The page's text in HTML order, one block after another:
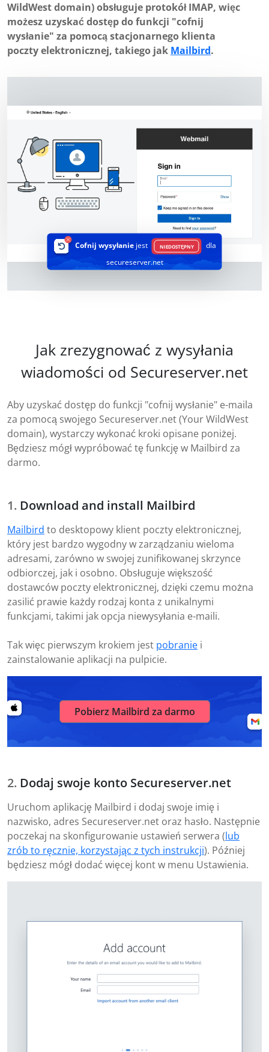
WildWest domain) obsługuje protokół IMAP, więc
możesz uzyskać dostęp do funkcji "cofnij
wysłanie" za pomocą stacjonarnego klienta
poczty elektronicznej, takiego jak Mailbird.
Cofnij wysyłaniejest NIEDOSTĘPNY
dla
secureserver.net
Jak zrezygnować z wysyłania
wiadomości od Secureserver.net
Aby uzyskać dostęp do funkcji "cofnij wysłanie" e-maila
za pomocą swojego Secureserver.net (Your WildWest
domain), wystarczy wykonać kroki opisane poniżej.
Będziesz mógł wypróbować tę funkcję w Mailbird za
darmo.
Download and install Mailbird
Mailbird to desktopowy klient poczty elektronicznej,
który jest bardzo wygodny w zarządzaniu wieloma
adresami, zarówno w swojej zunifikowanej skrzynce
odbiorczej, jak i osobno. Obsługuje większość
dostawców poczty elektronicznej, dzięki czemu można
zasilić prawie każdy rodzaj konta z unikalnymi
funkcjami, takimi jak opcja niewysyłania e-maili.
Tak więc pierwszym krokiem jest pobranie i
zainstalowanie aplikacji na pulpicie.
Pobierz Mailbird za darmo
Dodaj swoje konto Secureserver.net
Uruchom aplikację Mailbird i dodaj swoje imię i
nazwisko, adres Secureserver.net oraz hasło. Następnie
poczekaj na skonfigurowanie ustawień serwera (lub
zrób to ręcznie, korzystając z tych instrukcji). Później
będziesz mógł dodać więcej kont w menu Ustawienia.